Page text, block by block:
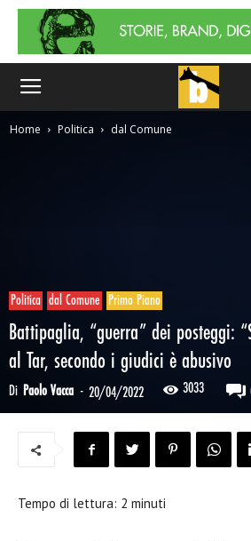
Home Politica dal Comune
Politica dal Comune Primo Piano
Battipaglia, “guerra” dei posteggi:
al Tar, secondo i giudici è abusivo
Di Paolo Vacca - 20/04/2022 3033
Tempo di lettura: 2 minuti